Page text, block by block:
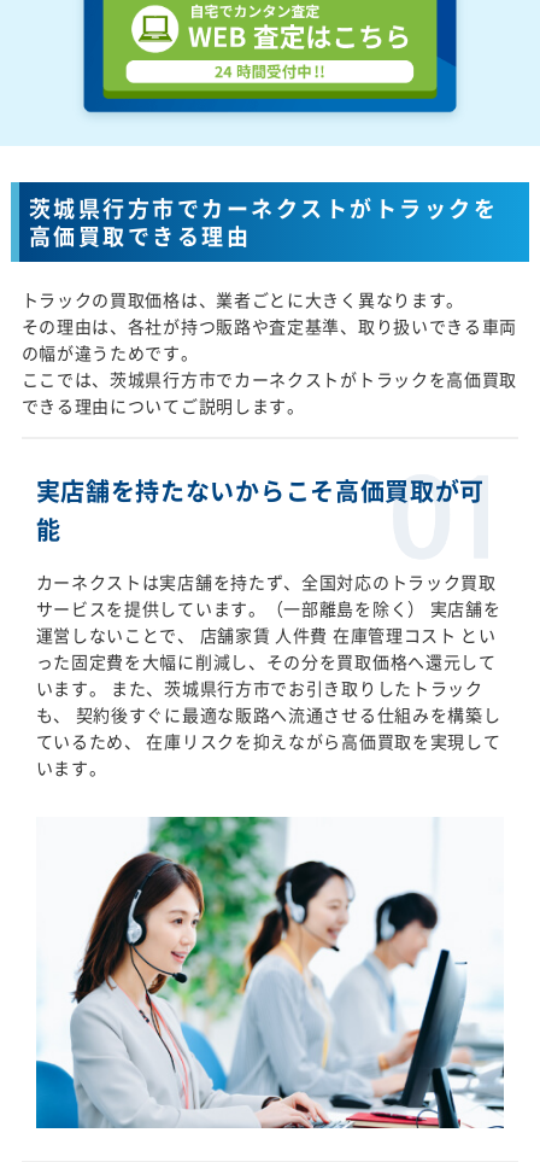
茨城県行方市でカーネクストがトラックを
高価買取できる理由
トラックの買取価格は、業者ごとに大きく異なります。
その理由は、各社が持つ販路や査定基準、取り扱いできる車両
の幅が違うためです。
ここでは、茨城県行方市でカーネクストがトラックを高価買取
できる理由についてご説明します。
実店舗を持たないからこそ高価買取が可
能
カーネクストは実店舗を持たず、全国対応のトラック買取
サービスを提供しています。（一部離島を除く） 実店舗を
運営しないことで、 店舗家賃 人件費 在庫管理コスト とい
った固定費を大幅に削減し、その分を買取価格へ還元して
います。 また、茨城県行方市でお引き取りしたトラック
も、 契約後すぐに最適な販路へ流通させる仕組みを構築し
ているため、 在庫リスクを抑えながら高価買取を実現して
います。